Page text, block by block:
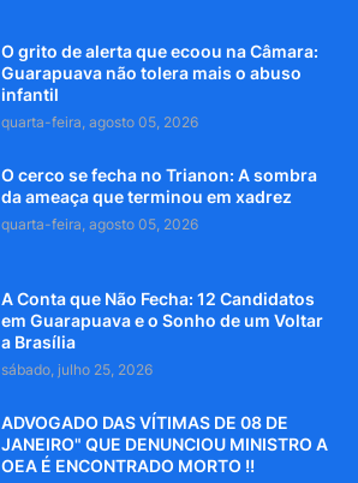
O grito de alerta que ecoou na Câmara:
Guarapuava não tolera mais o abuso
infantil
quarta-feira, agosto 05, 2026
O cerco se fecha no Trianon: A sombra
da ameaça que terminou em xadrez
quarta-feira, agosto 05, 2026
A Conta que Não Fecha: 12 Candidatos
em Guarapuava e o Sonho de um Voltar
a Brasília
sábado, julho 25, 2026
ADVOGADO DAS VÍTIMAS DE 08 DE
JANEIRO" QUE DENUNCIOU MINISTRO A
OEA É ENCONTRADO MORTO !!